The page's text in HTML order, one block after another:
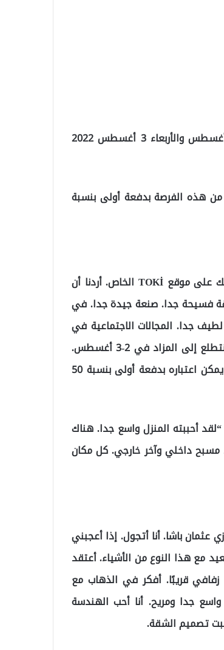
وفقًا للبيان الصادر عن TOKİ ، ستُعقد المزادات يومي الثلاثاء 2 أغسطس والأربعاء 3 أغسطس 2022
هذه الفرصة بدفعة أولى بنسبة
قال دويغو دوغان دومان أحد الذين يبحثون عن منزل ، “لقد رأينا ذلك على موقع TOKİ الخاص. أردنا أن
فسيحة جدا. صنعة جيدة جدا. في
جدا. المجالات الاجتماعية في
الموقع مفيدة للغاية. يمكن أن تكون مساحة معيشة رائعة لعائلة. نتطلع إلى المزاد في 2-3 أغسطس.
آمل أن نكون من المحظوظين. هناك سهولة في الدفع. إنه مشروع يمكن اعتباره بدفعة أولى بنسبة 50
أحببته المنزل واسع جدا. هناك
داخلي وآخر خارجي. كل مكان
باشا. أنا أتجول. إذا أعجبني
مع هذا النوع من الأشياء. أعتقد
قريبًا. أفكر في الذهاب مع
جدا ومريح. أنا أحب الهندسة
تصميم الشقة.